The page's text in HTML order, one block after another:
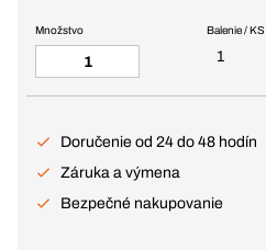
Balenie / KS
1
Množstvo
Doručenie od 24 do 48 hodín
Záruka a výmena
Bezpečné nakupovanie